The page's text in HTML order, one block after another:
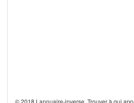
© 2018 Lannuaire-inverse. Trouver à qui